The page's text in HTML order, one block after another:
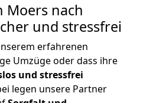
Moers nach
und stressfrei
erfahrenen
Umzüge oder dass ihre
und stressfrei
legen unsere Partner